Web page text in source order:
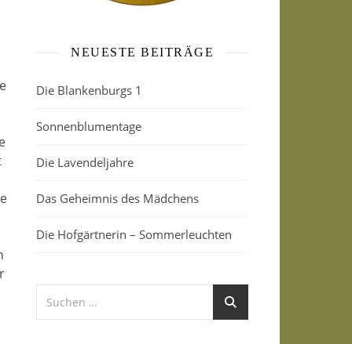
NEUESTE BEITRÄGE
Die Blankenburgs 1
Sonnenblumentage
Die Lavendeljahre
Das Geheimnis des Mädchens
Die Hofgärtnerin – Sommerleuchten